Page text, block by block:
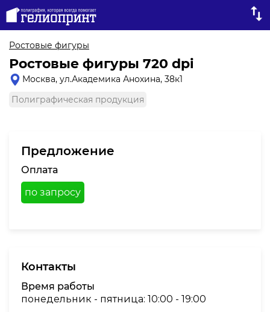
Ростовые фигуры
Ростовые фигуры 720 dpi
Москва, ул.Академика Анохина, 38к1
Полиграфическая продукция
Предложение
Оплата
по запросу
Контакты
Время работы
понедельник - пятница: 10:00 - 19:00